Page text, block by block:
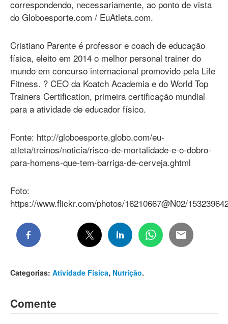
correspondendo, necessariamente, ao ponto de vista
do Globoesporte.com / EuAtleta.com.
Cristiano Parente é professor e coach de educação
física, eleito em 2014 o melhor personal trainer do
mundo em concurso internacional promovido pela Life
Fitness. ? CEO da Koatch Academia e do World Top
Trainers Certification, primeira certificação mundial
para a atividade de educador físico.
Fonte: http://globoesporte.globo.com/eu-
atleta/treinos/noticia/risco-de-mortalidade-e-o-dobro-
para-homens-que-tem-barriga-de-cerveja.ghtml
Foto:
https://www.flickr.com/photos/16210667@N02/
Categorias: Atividade Física, Nutrição.
Comente